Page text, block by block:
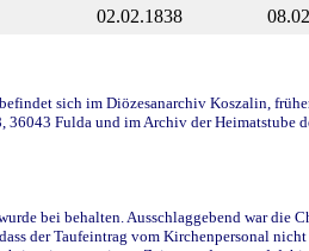
02.02.1838
sich im Diözesanarchiv Koszalin,
36043 Fulda und im Archiv der
bei behalten. Ausschlaggebend war die
der Taufeintrag vom Kirchenpersonal